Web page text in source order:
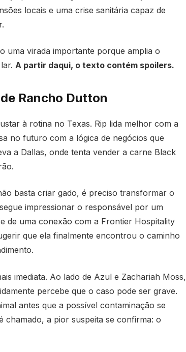
locais e uma crise sanitária capaz de
uma virada importante porque amplia o
A partir daqui, o texto contém spoilers.
Rancho Dutton
à rotina no Texas. Rip lida melhor com a
no futuro com a lógica de negócios que
a Dallas, onde tenta vender a carne Black
basta criar gado, é preciso transformar o
impressionar o responsável por um
de uma conexão com a Frontier Hospitality
que ela finalmente encontrou o caminho
imediata. Ao lado de Azul e Zachariah Moss,
percebe que o caso pode ser grave.
antes que a possível contaminação se
chamado, a pior suspeita se confirma: o